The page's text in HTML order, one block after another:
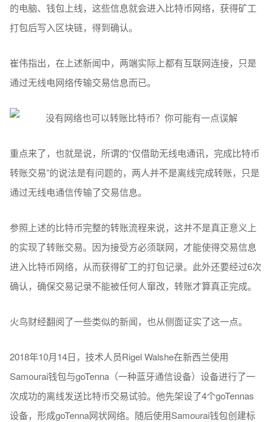
的电脑、钱包上线，这些信息就会进入比特币网络，获得矿工
打包后写入区块链，得到确认。
崔伟指出，在上述新闻中，两端实际上都有互联网连接，只是
通过无线电网络传输交易信息而已。
重点来了，也就是说，所谓的“仅借助无线电通讯，完成比特币
转账交易”的说法是有问题的，两人并不是离线完成转账，只是
通过无线电通信传输了交易信息。
参照上述的比特币完整的转账流程来说，这并不是真正意义上
的实现了转账交易。因为接受方必须联网，才能使得交易信息
进入比特币网络，从而获得矿工的打包记录。此外还要经过6次
确认，确保交易记录不能被任何人窜改，转账才算真正完成。
火鸟财经翻阅了一些类似的新闻，也从侧面证实了这一点。
2018年10月14日，技术人员Rigel Walshe在新西兰使用
Samourai钱包与goTenna（一种蓝牙通信设备）设备进行了一
次成功的离线发送比特币交易试验。他先架设了4个goTennas
设备，形成goTenna网状网络。随后使用Samourai钱包创建标